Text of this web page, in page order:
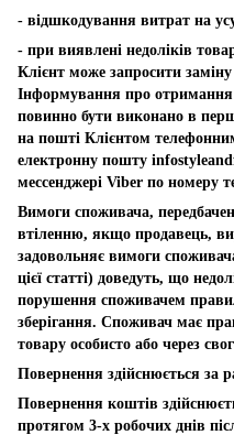
- відшкодування витрат на
- при виявлені недоліків
Клієнт може запросити
Інформування про отримання
повинно бути виконано в
на пошті Клієнтом
електронну пошту
мессенджері Viber по номеру
Вимоги споживача,
втіленню, якщо продавець,
задовольняє вимоги
цієї статті) доведуть, що
порушення споживачем
зберігання. Споживач має
товару особисто або через
Повернення здійснюється за
Повернення коштів
протягом 3-х робочих днів